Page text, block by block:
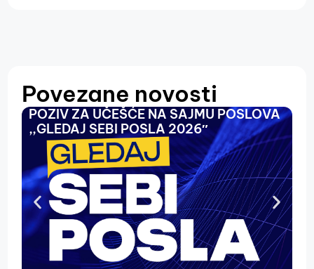
Povezane novosti
POZIV ZA UČEŠĆE NA SAJMU POSLOVA
,,GLEDAJ SEBI POSLA 2026″